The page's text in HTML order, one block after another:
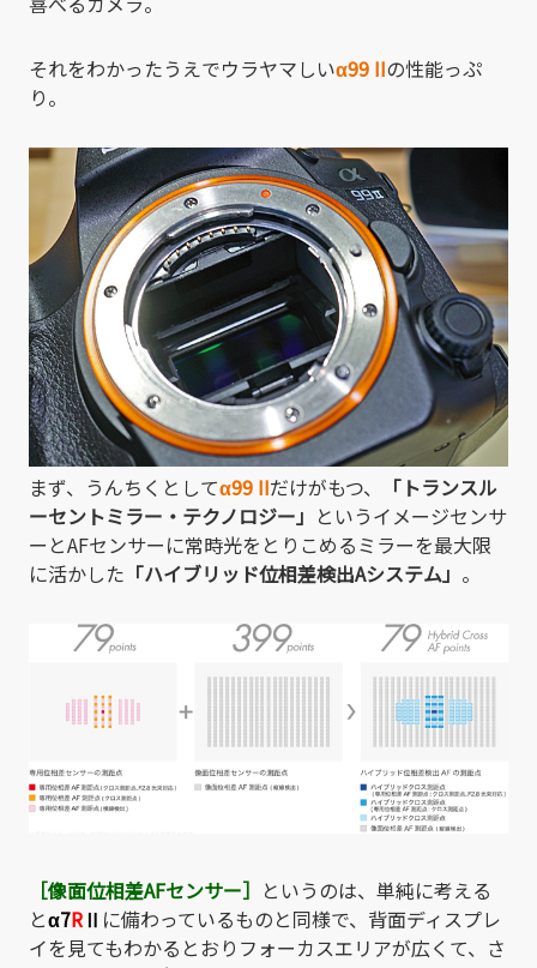
それをわかったうえでウラヤマしいα99 IIの性能っぷ
り。
まず、うんちくとしてα99 IIだけがもつ、
「トランスル
ーセントミラー・テクノロジー」 というイメージセンサ
ーとAFセンサーに常時光をとりこめるミラーを最大限
に活かした 「ハイブリッド位相差検出Aシステム」 。
［像面位相差AFセンサー］ というのは、単純に考える
とα7RⅡ に備わっているものと同様で、背面ディスプレ
イを見てもわかるとおりフォーカスエリアが広くて、さ